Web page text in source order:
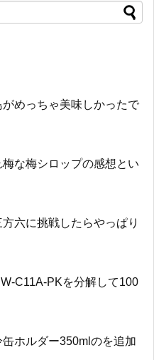
がめっちゃ美味しかったで
な梅シロップの感想とい
六に挑戦したらやっぱり
C11A-PKを分解して100
ホルダー350mlのを追加